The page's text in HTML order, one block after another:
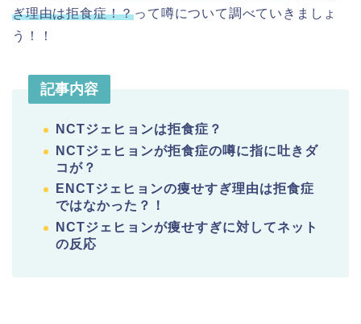
ぎ理由は拒食症！？って噂について調べていきましょ
う！！
記事内容
NCTジェヒョンは拒食症？
NCTジェヒョンが拒食症の噂に指に吐きダ
コが？
ENCTジェヒョンの痩せすぎ理由は拒食症
ではなかった？！
NCTジェヒョンが痩せすぎに対してネット
の反応